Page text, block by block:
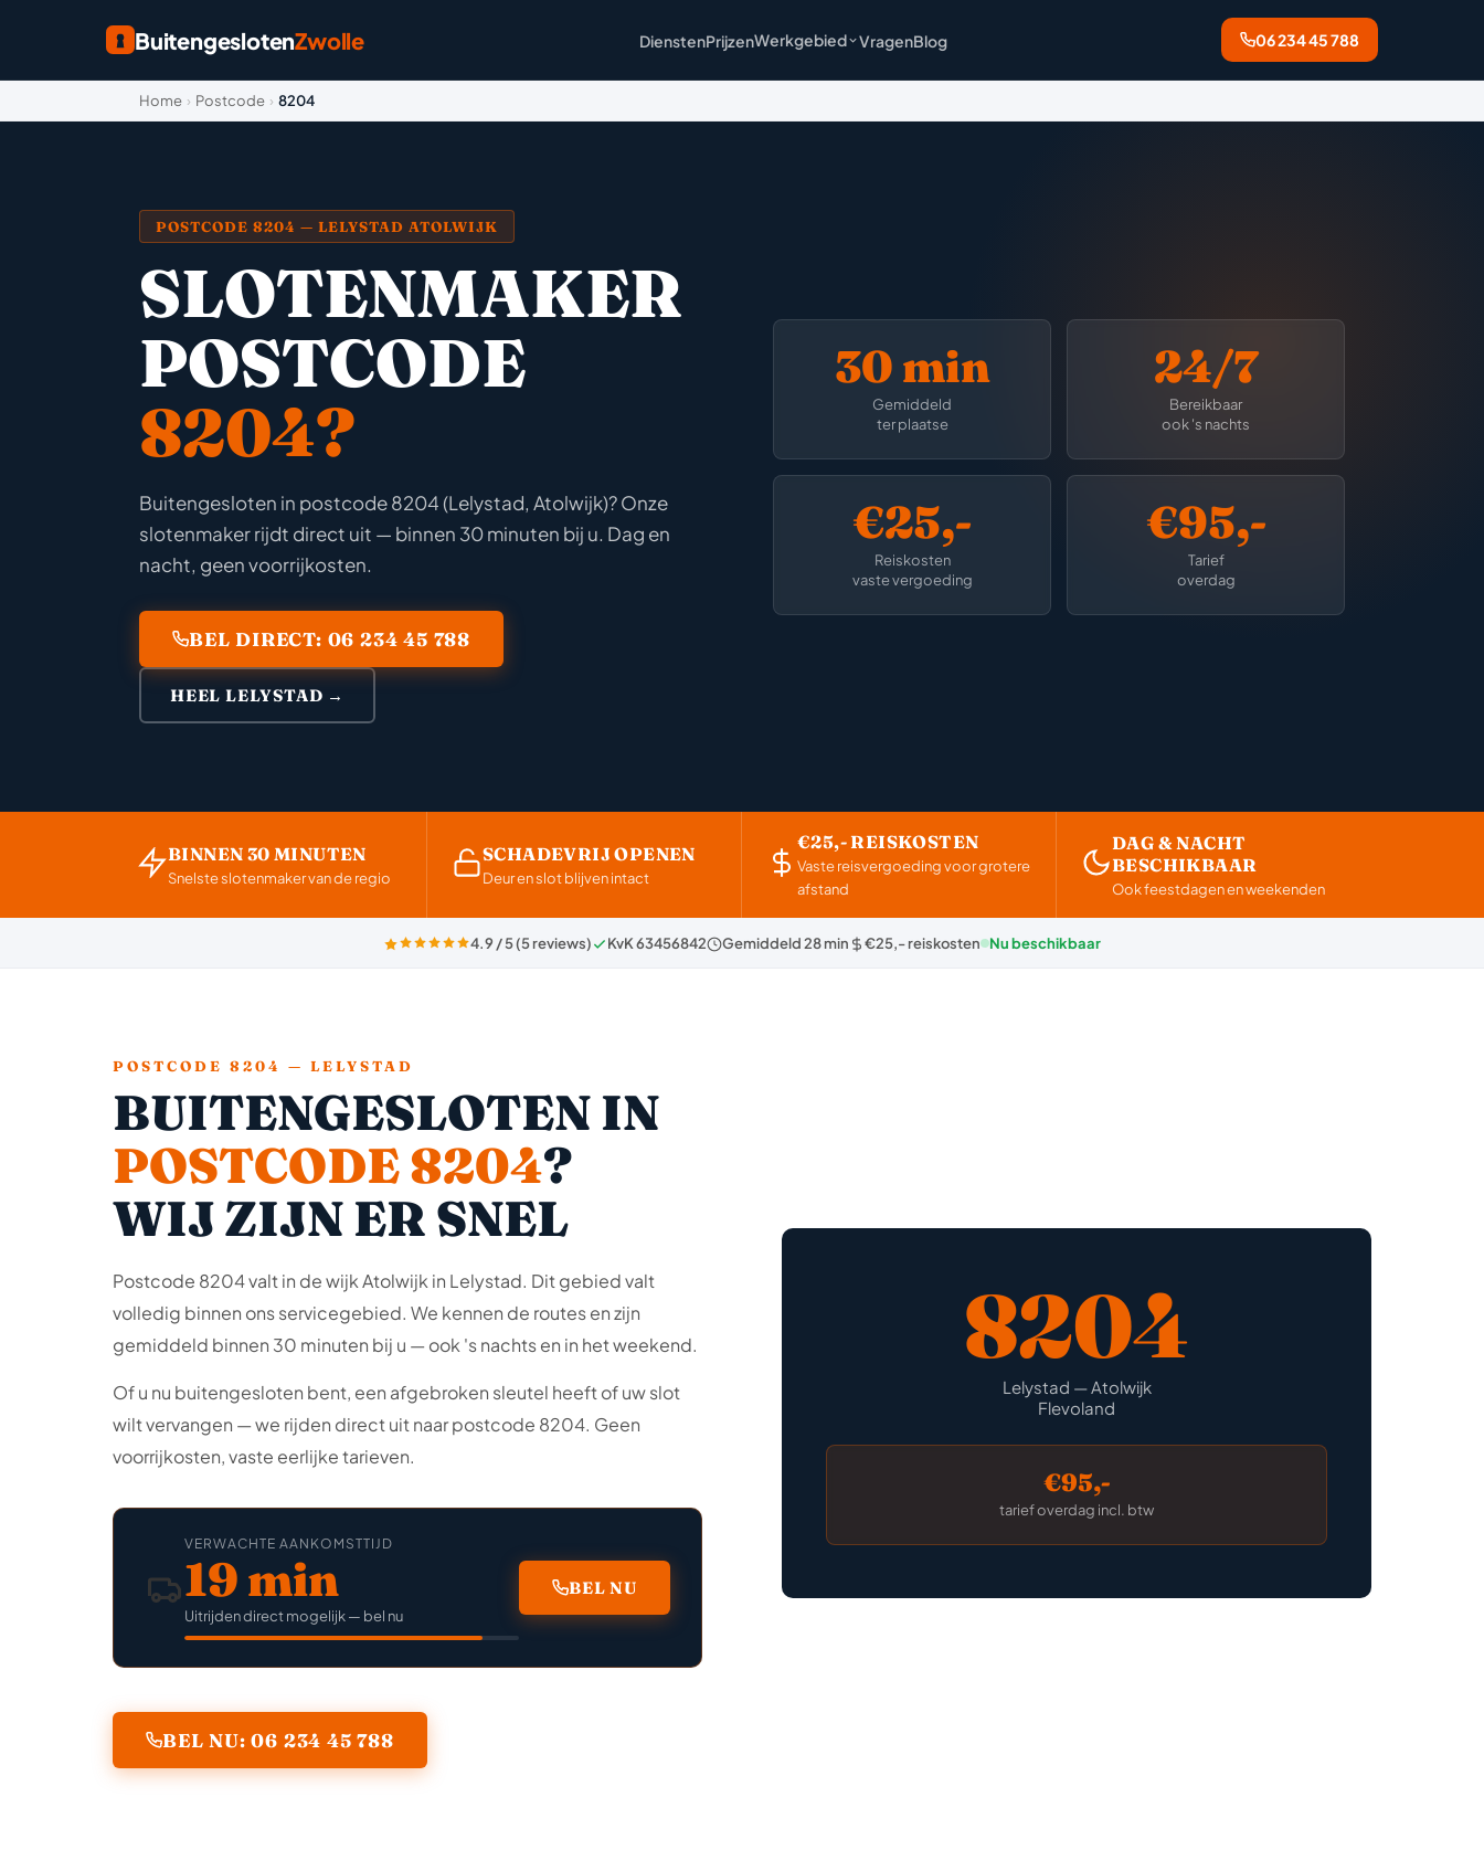
BuitengeslotenZwolle DienstenPrijzenWerkgebied VragenBlog 06 234 45 788
Home › Postcode › 8204
POSTCODE 8204 — LELYSTAD ATOLWIJK
SLOTENMAKER
POSTCODE
8204?
Buitengesloten in postcode 8204 (Lelystad, Atolwijk)? Onze
slotenmaker rijdt direct uit — binnen 30 minuten bij u. Dag en
nacht, geen voorrijkosten.
BEL DIRECT: 06 234 45 788
HEEL LELYSTAD →
30 min
Gemiddeld
ter plaatse
24/7
Bereikbaar
ook 's nachts
€25,-
Reiskosten
vaste vergoeding
€95,-
Tarief
overdag
BINNEN 30 MINUTEN
Snelste slotenmaker van de regio
SCHADEVRIJ OPENEN
Deur en slot blijven intact
€25,- REISKOSTEN
Vaste reisvergoeding voor grotere
afstand
DAG & NACHT
BESCHIKBAAR
Ook feestdagen en weekenden
4.9 / 5 (5 reviews) KvK 63456842 Gemiddeld 28 min €25,- reiskosten Nu beschikbaar
POSTCODE 8204 — LELYSTAD
BUITENGESLOTEN IN
POSTCODE 8204?
WIJ ZIJN ER SNEL
Postcode 8204 valt in de wijk Atolwijk in Lelystad. Dit gebied valt
volledig binnen ons servicegebied. We kennen de routes en zijn
gemiddeld binnen 30 minuten bij u — ook 's nachts en in het weekend.
Of u nu buitengesloten bent, een afgebroken sleutel heeft of uw slot
wilt vervangen — we rijden direct uit naar postcode 8204. Geen
voorrijkosten, vaste eerlijke tarieven.
VERWACHTE AANKOMSTTIJD
19 min
Uitrijden direct mogelijk — bel nu
BEL NU
BEL NU: 06 234 45 788
8204
Lelystad — Atolwijk
Flevoland
€95,-
tarief overdag incl. btw